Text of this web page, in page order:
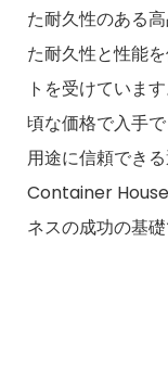
た耐久性のある
た耐久性と性能
トを受けていま
頃な価格で入手
用途に信頼でき
Container
ネスの成功の基